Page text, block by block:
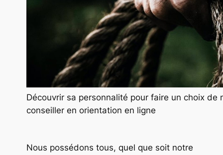
Découvrir sa personnalité pour faire un choix de
conseiller en orientation en ligne
Nous possédons tous, quel que soit notre